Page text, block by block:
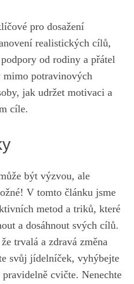
pro dosažení
realistických cílů,
od rodiny a přátel
mimo ⁣potravinových
jak udržet motivaci a
cíle.
být výzvou, ale
V tomto článku jsme
​metod a triků, které
a dosáhnout svých cílů.
trvalá⁢ a ⁤zdravá změna
svůj jídelníček, vyhýbejte
cvičte. Nenechte